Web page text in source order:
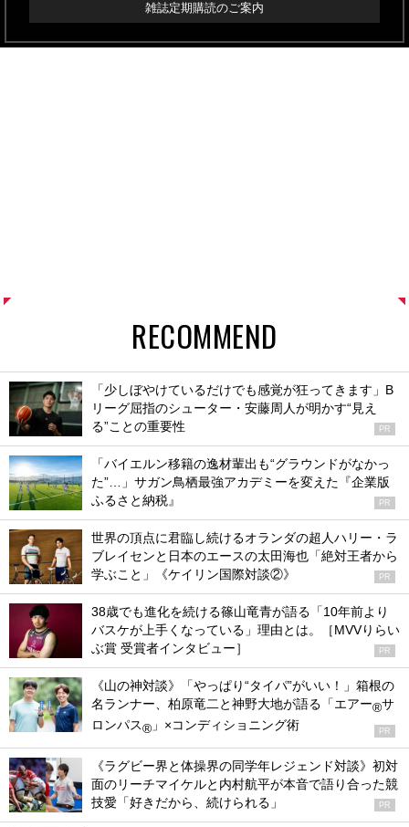
雑誌定期購読のご案内
RECOMMEND
「少しぼやけているだけでも感覚が狂ってきます」B
リーグ屈指のシューター・安藤周人が明かす“見え
る”ことの重要性
PR
「バイエルン移籍の逸材輩出も“グラウンドがなかっ
た”…」サガン鳥栖最強アカデミーを変えた『企業版
ふるさと納税』
PR
世界の頂点に君臨し続けるオランダの超人ハリー・ラ
ブレイセンと日本のエースの太田海也「絶対王者から
学ぶこと」《ケイリン国際対談②》
PR
38歳でも進化を続ける篠山竜青が語る「10年前より
バスケが上手くなっている」理由とは。［MVVりらい
ぶ賞 受賞者インタビュー］
PR
《山の神対談》「やっぱり“タイパ”がいい！」箱根の
名ランナー、柏原竜二と神野大地が語る「エアー®サ
ロンパス® 」×コンディショニング術 PR
《ラグビー界と体操界の同学年レジェンド対談》初対
面のリーチマイケルと内村航平が本音で語り合った競
技愛「好きだから、続けられる」
PR